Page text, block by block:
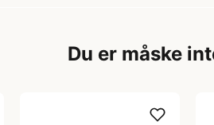
Du er måske